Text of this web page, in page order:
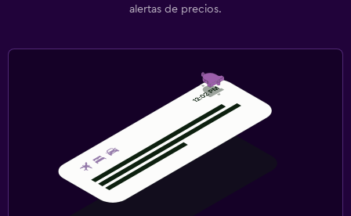
alertas de precios.